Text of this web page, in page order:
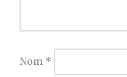
Nom *